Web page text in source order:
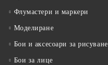
Флумастери и маркери
Моделиране
Бои и аксесоари за рисуване
Бои за лице